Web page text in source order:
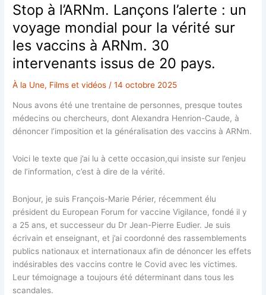
Stop à l’ARNm. Lançons l’alerte : un
voyage mondial pour la vérité sur
les vaccins à ARNm. 30
intervenants issus de 20 pays.
À la Une, Films et vidéos /14 octobre 2025
Nous avons été une trentaine de personnes, presque toutes
médecins ou chercheurs, dont Alexandra Henrion-Caude, à
dénoncer l’imposition et la généralisation des vaccins à ARNm.
Voici le texte que j’ai lu à cette occasion,qui insiste sur l’enjeu
de l’information, c’est à dire de la vérité.
Bonjour, je suis François-Marie Périer, récemment élu
président du European Forum for vaccine Vigilance, fondé il y
a 25 ans, et successeur du Dr Jean-Pierre Eudier. Je suis
écrivain et enseignant, et j’ai coordonné des rassemblements
publics nationaux et internationaux afin de dénoncer les effets
indésirables des vaccins contre le Covid avec les victimes.
Leur témoignage a toujours été déterminant dans tous les
scandales.